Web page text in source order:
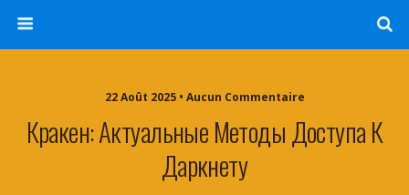
22 Août 2025 • Aucun Commentaire
Кракен: Актуальные Методы Доступа К
Даркнету